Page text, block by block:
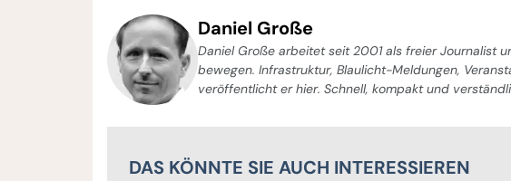
Daniel Große
Daniel Große arbeitet seit 2001 als freier Journalist
bewegen. Infrastruktur, Blaulicht-Meldungen,
veröffentlicht er hier. Schnell, kompakt und
DAS KÖNNTE SIE AUCH INTERESSIEREN